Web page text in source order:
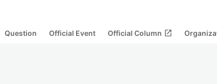
Question Official Event Official Column open_in_new